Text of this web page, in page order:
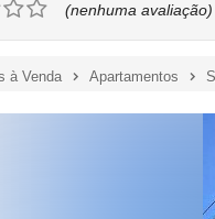
(nenhuma avaliação)
à Venda Apartamentos